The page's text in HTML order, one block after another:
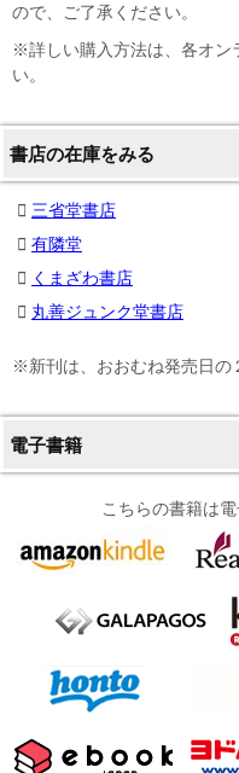
ので、ご了承ください。
※詳しい購入方法は、各オン
い。
書店の在庫をみる
三省堂書店
有隣堂
くまざわ書店
丸善ジュンク堂書店
※新刊は、おおむね発売日の
電子書籍
こちらの書籍は